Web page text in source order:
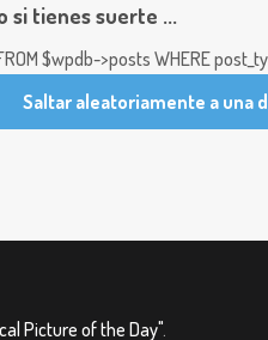
si tienes suerte ...
$wpdb->posts WHERE
Saltar aleatoriamente a una
Picture of the Day"